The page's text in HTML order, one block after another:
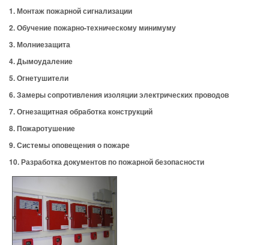
1. Монтаж пожарной сигнализации
2. Обучение пожарно-техническому минимуму
3. Молниезащита
4. Дымоудаление
5. Огнетушители
6. Замеры сопротивления изоляции электрических проводов
7. Огнезащитная обработка конструкций
8. Пожаротушение
9. Системы оповещения о пожаре
10. Разработка документов по пожарной безопасности